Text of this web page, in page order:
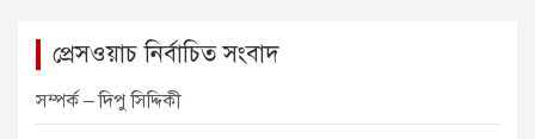
প্রেসওয়াচ নির্বাচিত সংবাদ
সম্পর্ক – দিপু সিদ্দিকী